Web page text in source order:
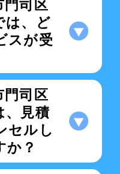
門司区
は、ど
スが受
門司区
、見積
セルし
か？